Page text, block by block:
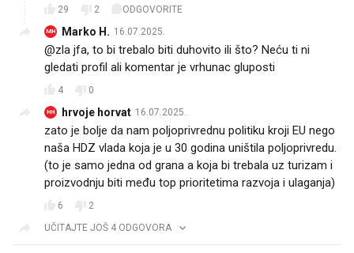
29 2 ODGOVORITE
MH Marko H. 16.07.2025.
@zla jfa, to bi trebalo biti duhovito ili što? Neću ti ni
gledati profil ali komentar je vrhunac gluposti
4 0
HH hrvoje horvat 16.07.2025.
zato je bolje da nam poljoprivrednu politiku kroji EU nego
naša HDZ vlada koja je u 30 godina uništila poljoprivredu.
(to je samo jedna od grana a koja bi trebala uz turizam i
proizvodnju biti među top prioritetima razvoja i ulaganja)
6
2
UČITAJTE JOŠ 4 ODGOVORA